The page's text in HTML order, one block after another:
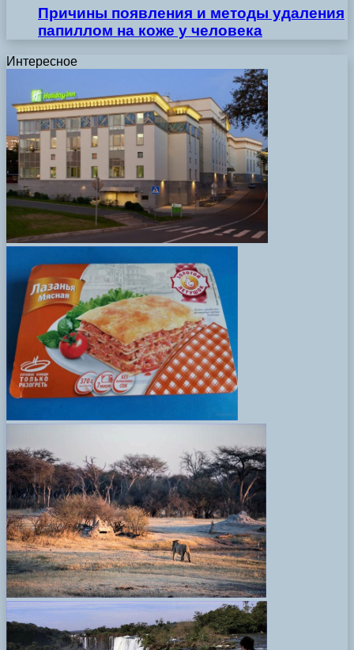
Причины появления и методы удаления
папиллом на коже у человека
Интересное